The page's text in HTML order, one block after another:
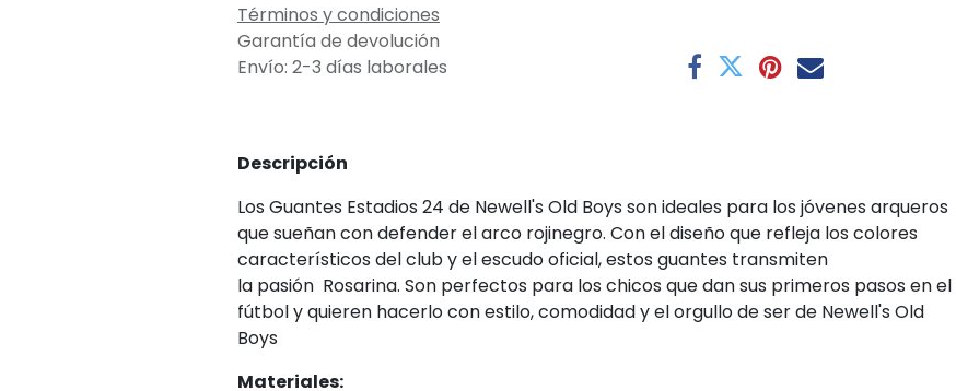
Términos y condiciones
Garantía de devolución
Envío: 2-3 días laborales
Descripción
Los Guantes Estadios 24 de Newell's Old Boys son ideales para los jóvenes arqueros
que sueñan con defender el arco rojinegro. Con el diseño que refleja los colores
característicos del club y el escudo oficial, estos guantes transmiten
la pasión Rosarina. Son perfectos para los chicos que dan sus primeros pasos en el
fútbol y quieren hacerlo con estilo, comodidad y el orgullo de ser de Newell's Old
Boys
Materiales: